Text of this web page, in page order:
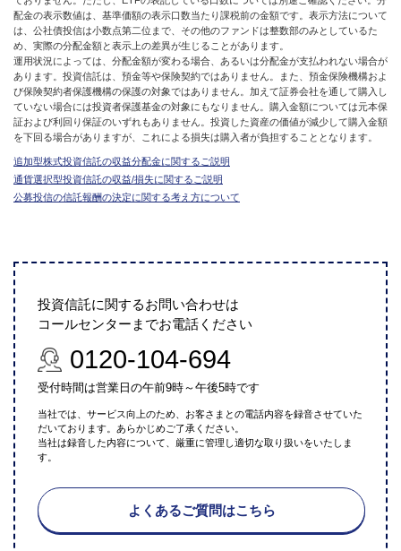
配金の表示数値は、基準価額の表示口数当たり課税前の金額です。表示方法について
は、公社債投信は小数点第二位まで、その他のファンドは整数部のみとしているた
め、実際の分配金額と表示上の差異が生じることがあります。
運用状況によっては、分配金額が変わる場合、あるいは分配金が支払われない場合が
あります。投資信託は、預金等や保険契約ではありません。また、預金保険機構およ
び保険契約者保護機構の保護の対象ではありません。加えて証券会社を通して購入し
ていない場合には投資者保護基金の対象にもなりません。購入金額については元本保
証および利回り保証のいずれもありません。投資した資産の価値が減少して購入金額
を下回る場合がありますが、これによる損失は購入者が負担することとなります。
追加型株式投資信託の収益分配金に関するご説明
通貨選択型投資信託の収益/損失に関するご説明
公募投信の信託報酬の決定に関する考え方について
投資信託に関するお問い合わせは
コールセンターまでお電話ください
0120-104-694
受付時間は営業日の午前9時～午後5時です
当社では、サービス向上のため、お客さまとの電話内容を録音させていた
だいております。あらかじめご了承ください。
当社は録音した内容について、厳重に管理し適切な取り扱いをいたしま
す。
よくあるご質問はこちら